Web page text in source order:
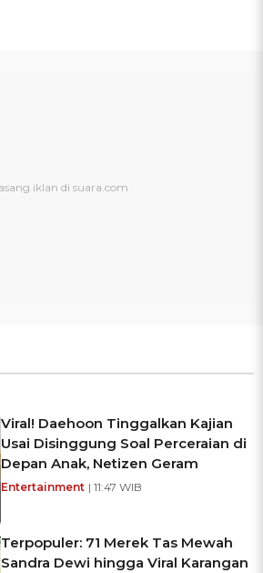
Viral! Daehoon Tinggalkan Kajian
Usai Disinggung Soal Perceraian di
Depan Anak, Netizen Geram
Entertainment | 11:47 WIB
Terpopuler: 71 Merek Tas Mewah
Sandra Dewi hingga Viral Karangan